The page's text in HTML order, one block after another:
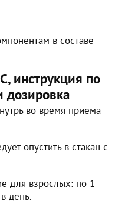
в составе
инструкция по
дозировка
во время приема
опустить в стакан с
для взрослых: по 1
день.